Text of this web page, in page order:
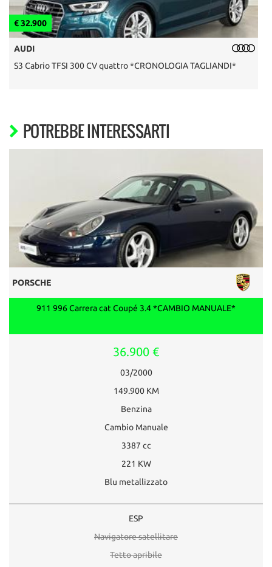
€ 32.900
AUDI
S3 Cabrio TFSI 300 CV quattro *CRONOLOGIA TAGLIANDI*
POTREBBE INTERESSARTI
PORSCHE
911 996 Carrera cat Coupé 3.4 *CAMBIO MANUALE*
36.900 €
03/2000
149.900 KM
Benzina
Cambio Manuale
3387 cc
221 KW
Blu metallizzato
ESP
Navigatore satellitare
Tetto apribile